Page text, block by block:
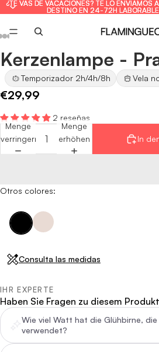
¿TE VAS DE VACACIONES? TE LO ENVIAMOS
DESTINO EN 24-72H
¿TE VAS DE VACACIONES? TE LO ENVIAMOS
DESTINO EN 24-72H
Bild
im
Vollbildmodus
öffnen
Bild
im
Vollbildmodus
öffnen
Bild
im
Vollbildmodus
öffnen
Bild
im
Vollbildmodus
öffnen
Bild
im
Vollbildmodus
öffnen
Bild
im
Vollbildmodus
öffnen
Bild
im
Vollbildmodus
öffnen
Kerzenlampe -
Temporizador 2h/4h/8h Vela
€29,99
2 reseñas
Menge
verringern
Menge
erhöhen
In
Otros colores:
Consulta las medidas
IHR EXPERTE
Haben Sie Fragen zu diesem
Wie viel Watt hat die Glühbirne, die
verwendet?